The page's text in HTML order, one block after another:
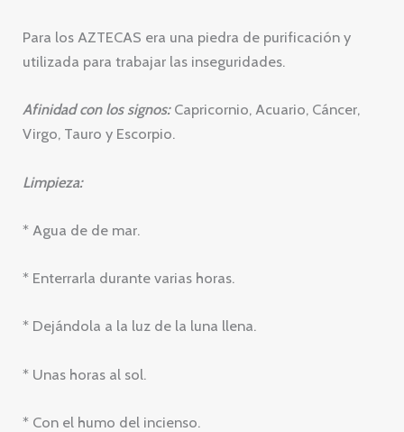
Para los AZTECAS era una piedra de purificación y
utilizada para trabajar las inseguridades.
Afinidad con los signos:Capricornio, Acuario, Cáncer,
Virgo, Tauro y Escorpio.
Limpieza:
* Agua de de mar.
* Enterrarla durante varias horas.
* Dejándola a la luz de la luna llena.
* Unas horas al sol.
* Con el humo del incienso.